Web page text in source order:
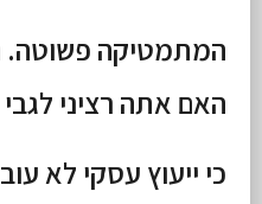
המתמטיקה פשוטה.
האם אתה רציני לגבי
כי ייעוץ עסקי לא